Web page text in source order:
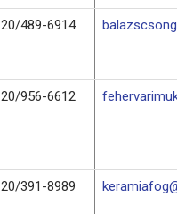
20/489-6914
20/956-6612
20/391-8989